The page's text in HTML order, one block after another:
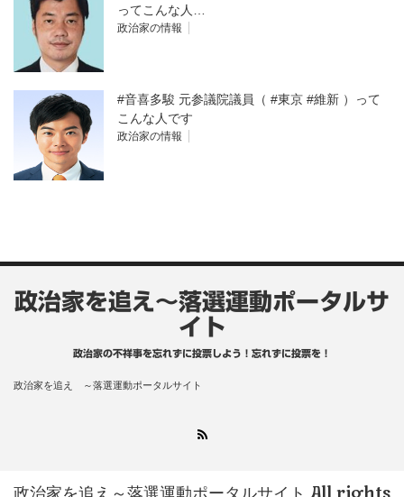
ってこんな人…
政治家の情報
#音喜多駿 元参議院議員（ #東京 #維新 ）って
こんな人です
政治家の情報
政治家を追え～落選運動ポータルサ
イト
政治家の不祥事を忘れずに投票しよう！忘れずに投票を！
政治家を追え ～落選運動ポータルサイト